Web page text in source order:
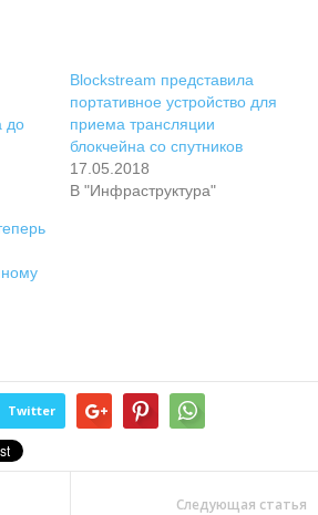
до
Blockstream представила
портативное устройство для
приема трансляции
блокчейна со спутников
17.05.2018
В "Инфраструктура"
Twitter
Следующая статья